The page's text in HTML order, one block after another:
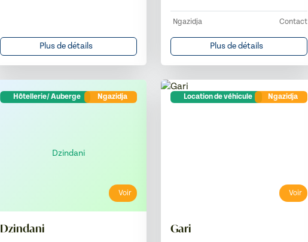
Plus de détails
Ngazidja Contact
Plus de détails
Hôtellerie/ Auberge Ngazidja
Dzindani
Voir
Dzindani
Location de véhicule Ngazidja
Voir
Gari